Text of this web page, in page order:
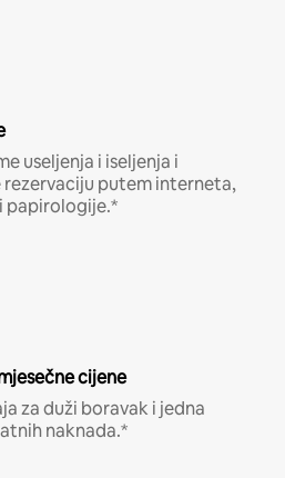
useljenja i iseljenja i
putem interneta,
papirologije.*
cijene
za duži boravak i jedna
naknada.*